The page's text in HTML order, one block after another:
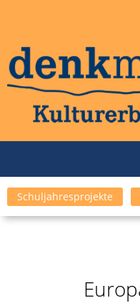
Schuljahresprojekte